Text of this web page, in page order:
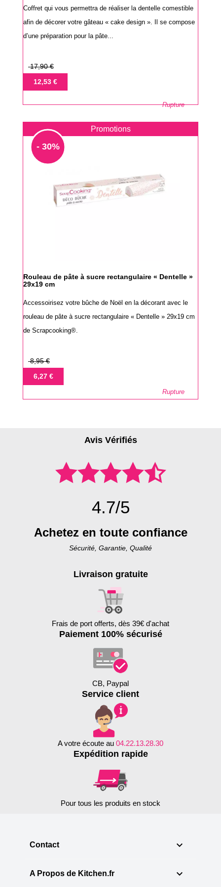
Coffret qui vous permettra de réaliser la dentelle comestible
afin de décorer votre gâteau « cake design ». Il se compose
d’une préparation pour la pâte...
Prix
base
17,90 €
Prix12,53 €
Rupture
Promotions
- 30%
Rouleau de pâte à sucre rectangulaire « Dentelle »
29x19 cm
Accessoirisez votre bûche de Noël en la décorant avec le
rouleau de pâte à sucre rectangulaire « Dentelle » 29x19 cm
de Scrapcooking®.
Prix
base
8,95 €
Prix6,27 €
Rupture
Avis Vérifiés
4.7/5
Achetez en toute confiance
Sécurité, Garantie, Qualité
Livraison gratuite
Frais de port offerts, dès 39€ d'achat
Paiement 100% sécurisé
CB, Paypal
Service client
A votre écoute au 04.22.13.28.30
Expédition rapide
Pour tous les produits en stock
Contact 
A Propos de Kitchen.fr 